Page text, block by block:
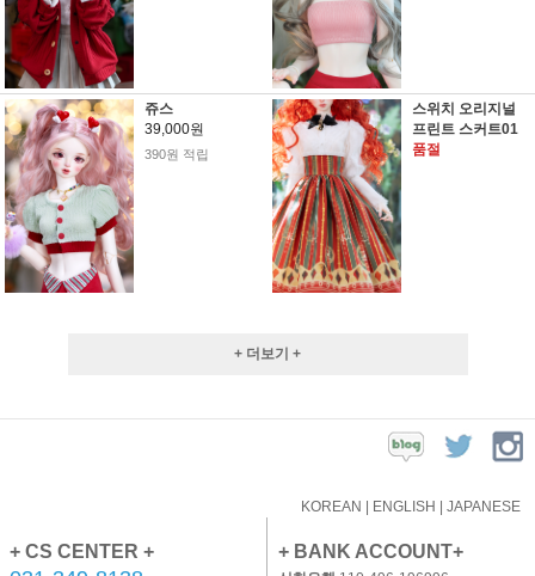
쥬스
39,000원
390원 적립
스위치 오리지널
프린트 스커트01
품절
+ 더보기 +
KOREAN ENGLISH JAPANESE
+ CS CENTER + + BANK ACCOUNT+